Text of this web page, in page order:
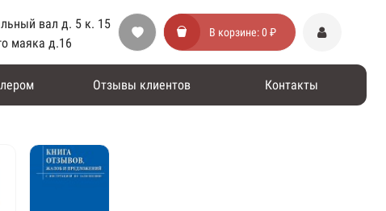
вал д. 5 к. 15
маяка д.16
В корзине:0 ₽
Отзывы клиентов Контакты